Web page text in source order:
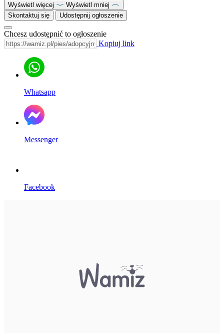
Wyświetl więcej
Wyświetl mniej
Skontaktuj się
Udostępnij ogłoszenie
Chcesz udostępnić to ogłoszenie
Kopiuj link
Whatsapp
Messenger
Facebook